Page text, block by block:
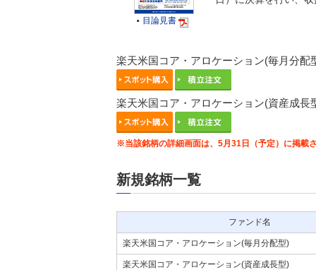
 目論見書
楽天米国コア・アロケーション(毎月分配
楽天米国コア・アロケーション(資産成長
※当該銘柄の詳細画面は、5月31日（予定）に掲載
新規銘柄一覧
ファンド名
楽天米国コア・アロケーション(毎月分配型)
楽天米国コア・アロケーション(資産成長型)